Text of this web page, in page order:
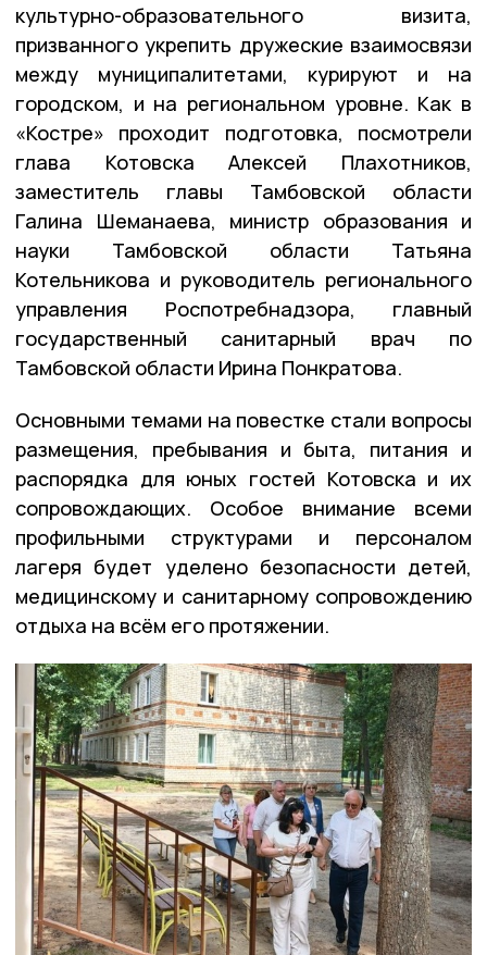
культурно-образовательного визита,
призванного укрепить дружеские взаимосвязи
между муниципалитетами, курируют и на
городском, и на региональном уровне. Как в
«Костре» проходит подготовка, посмотрели
глава Котовска Алексей Плахотников,
заместитель главы Тамбовской области
Галина Шеманаева, министр образования и
науки Тамбовской области Татьяна
Котельникова и руководитель регионального
управления Роспотребнадзора, главный
государственный санитарный врач по
Тамбовской области Ирина Понкратова.
Основными темами на повестке стали вопросы
размещения, пребывания и быта, питания и
распорядка для юных гостей Котовска и их
сопровождающих. Особое внимание всеми
профильными структурами и персоналом
лагеря будет уделено безопасности детей,
медицинскому и санитарному сопровождению
отдыха на всём его протяжении.